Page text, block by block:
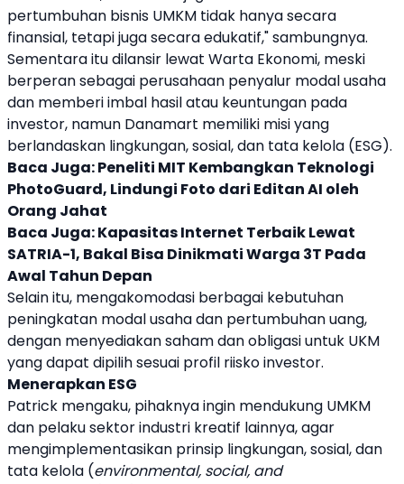
pertumbuhan bisnis UMKM tidak hanya secara
finansial, tetapi juga secara edukatif," sambungnya.
Sementara itu dilansir lewat Warta Ekonomi, meski
berperan sebagai perusahaan penyalur modal usaha
dan memberi imbal hasil atau keuntungan pada
investor, namun Danamart memiliki misi yang
berlandaskan lingkungan, sosial, dan tata kelola (ESG).
Baca Juga:Peneliti MIT Kembangkan Teknologi
PhotoGuard, Lindungi Foto dari Editan AI oleh
Orang Jahat
Baca Juga:Kapasitas Internet Terbaik Lewat
SATRIA-1, Bakal Bisa Dinikmati Warga 3T Pada
Awal Tahun Depan
Selain itu, mengakomodasi berbagai kebutuhan
peningkatan modal usaha dan pertumbuhan uang,
dengan menyediakan saham dan obligasi untuk UKM
yang dapat dipilih sesuai profil riisko investor.
Menerapkan ESG
Patrick mengaku, pihaknya ingin mendukung UMKM
dan pelaku sektor industri kreatif lainnya, agar
mengimplementasikan prinsip lingkungan, sosial, dan
tata kelola (environmental, social, and